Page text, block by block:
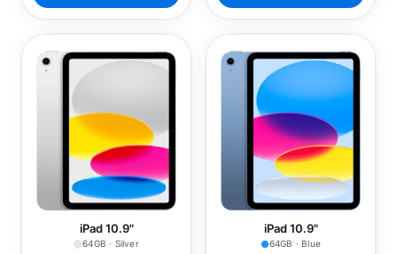
iPad 10.9"
64GB · Silver
iPad 10.9"
64GB · Blue